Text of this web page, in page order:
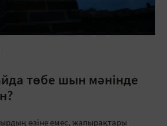
төбе шын мәнінде
өзіне емес, жапырақтары